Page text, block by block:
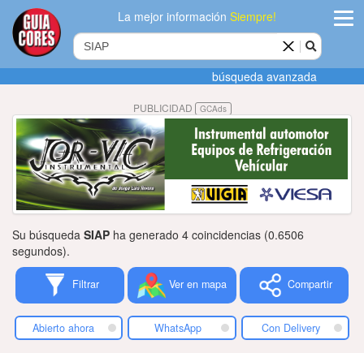
La mejor informaciónSiempre!
Agregar
empresa
Actualizar
datos
Publicidad
Tiendacores
Contactenos
búsqueda avanzada
PUBLICIDAD GCAds
Su búsqueda SIAP ha generado 4 coincidencias (0.6506
segundos).
Filtrar Ver en mapa Compartir
Abierto ahora WhatsApp Con Delivery